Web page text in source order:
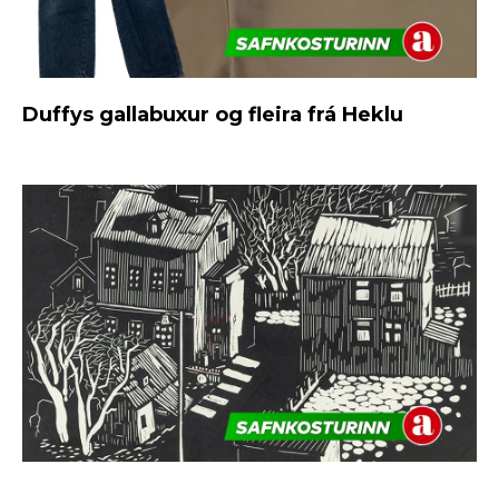
Duffys gallabuxur og fleira frá Heklu